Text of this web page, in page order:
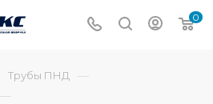
0
Трубы ПНД —
—